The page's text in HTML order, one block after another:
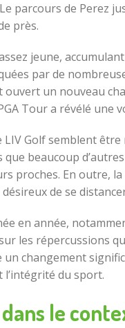
parcours de Perez
près.
jeune,
par de
un nouveau
Tour a révélé
Golf semblent
beaucoup
proches. En outre,
de se
en année,
les répercussions
changement
l’intégrité du sport.
le